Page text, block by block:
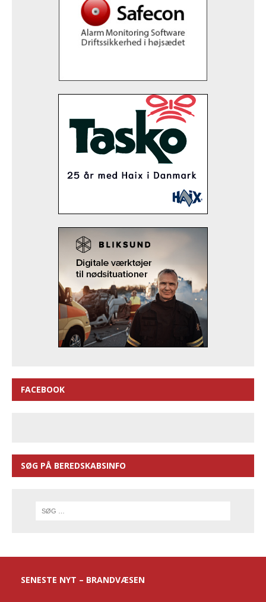
FACEBOOK
SØG PÅ BEREDSKABSINFO
SENESTE NYT – BRANDVÆSEN